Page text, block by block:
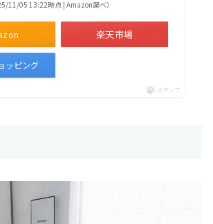
11/05 13:22時点 | Amazon調べ）
楽天市場
ッピング
ポチップ